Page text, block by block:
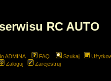
RC AUTO
ADMINA FAQ Szukaj
Zaloguj
Zarejestruj